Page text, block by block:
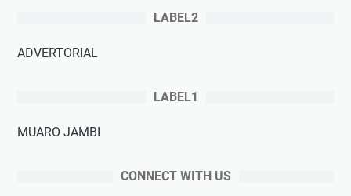
LABEL2
ADVERTORIAL
LABEL1
MUARO JAMBI
CONNECT WITH US